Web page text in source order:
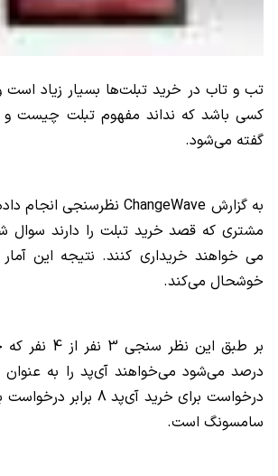
تب و تاب در خرید تبلت‌ها بسیار زیاد است
کسی باشد که نداند مفهوم تبلت چیست
گفته می‌شود.
به گزارش ChangeWave
مشتری که قصد خرید تبلت را دارند سوال
می خواهند خریداری کنند. نتیجه این
خوشحال می‌کند.
درصد می‌شود می‌خواهند آی‌پد را به عنوان
درخواست برای خرید آی‌پد
سامسونگ است.